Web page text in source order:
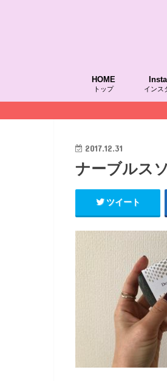
HOME
トップ インス
2017.12.31
ナーブルス
ツイート